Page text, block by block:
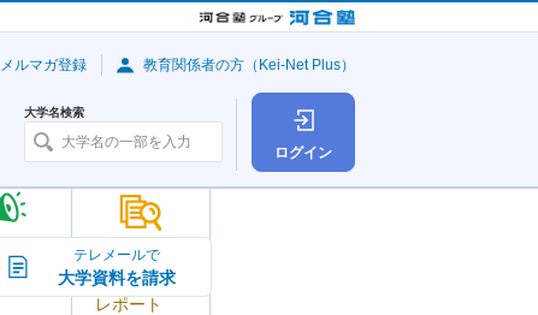
ログイン
学
大学の今
トピック＆
レポート
大学名検索
ルマガ登録 教育関係者の方（Kei-Net Plus）
テレメールで
大学資料を請求